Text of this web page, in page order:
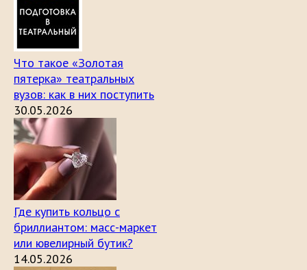
Что такое «Золотая
пятерка» театральных
вузов: как в них поступить
30.05.2026
Где купить кольцо с
бриллиантом: масс-маркет
или ювелирный бутик?
14.05.2026